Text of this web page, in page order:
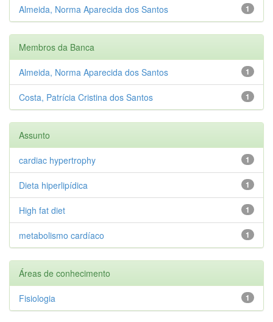
1
Almeida, Norma Aparecida dos Santos
Membros da Banca
1
Almeida, Norma Aparecida dos Santos
1
Costa, Patrícia Cristina dos Santos
Assunto
1
cardiac hypertrophy
1
Dieta hiperlipídica
1
High fat diet
1
metabolismo cardíaco
Áreas de conhecimento
1
Fisiologia